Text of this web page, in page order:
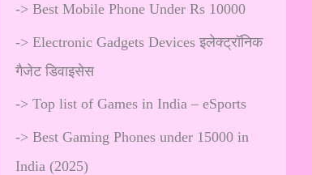
-> Best Mobile Phone Under Rs 10000
-> Electronic Gadgets Devices इलेक्ट्रॉनिक
गैजेट डिवाइसेस
-> Top list of Games in India – eSports
-> Best Gaming Phones under 15000 in
India (2025)